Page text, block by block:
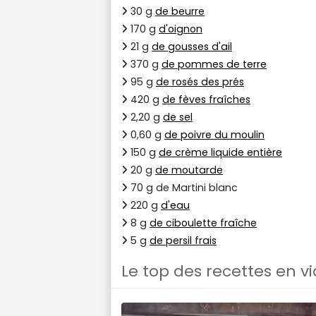
30 g de beurre
170 g d'oignon
21 g de gousses d'ail
370 g de pommes de terre
95 g de rosés des prés
420 g de fèves fraîches
2,20 g de sel
0,60 g de poivre du moulin
150 g de crème liquide entière
20 g de moutarde
70 g de Martini blanc
220 g d'eau
8 g de ciboulette fraîche
5 g de persil frais
Le top des recettes en